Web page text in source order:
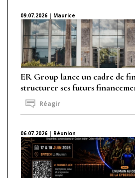
09.07.2026 | Maurice
ER Group lance un cadre de
structurer ses futurs
Réagir
06.07.2026 | Réunion